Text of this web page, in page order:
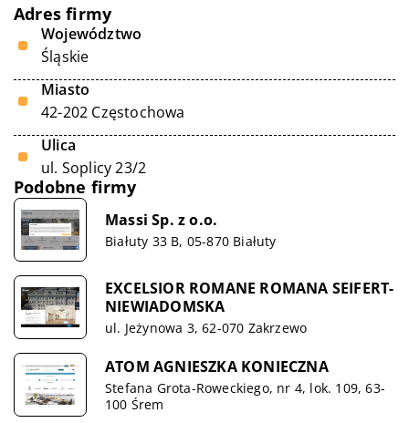
Adres firmy
Województwo
Śląskie
Miasto
42-202 Częstochowa
Ulica
ul. Soplicy 23/2
Podobne firmy
Massi Sp. z o.o.
Białuty 33 B, 05-870 Białuty
EXCELSIOR ROMANE ROMANA SEIFERT-
NIEWIADOMSKA
ul. Jeżynowa 3, 62-070 Zakrzewo
ATOM AGNIESZKA KONIECZNA
Stefana Grota-Roweckiego, nr 4, lok. 109, 63-
100 Śrem